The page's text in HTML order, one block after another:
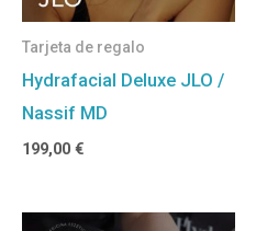
Tarjeta de regalo
Hydrafacial Deluxe JLO /
Nassif MD
199,00 €